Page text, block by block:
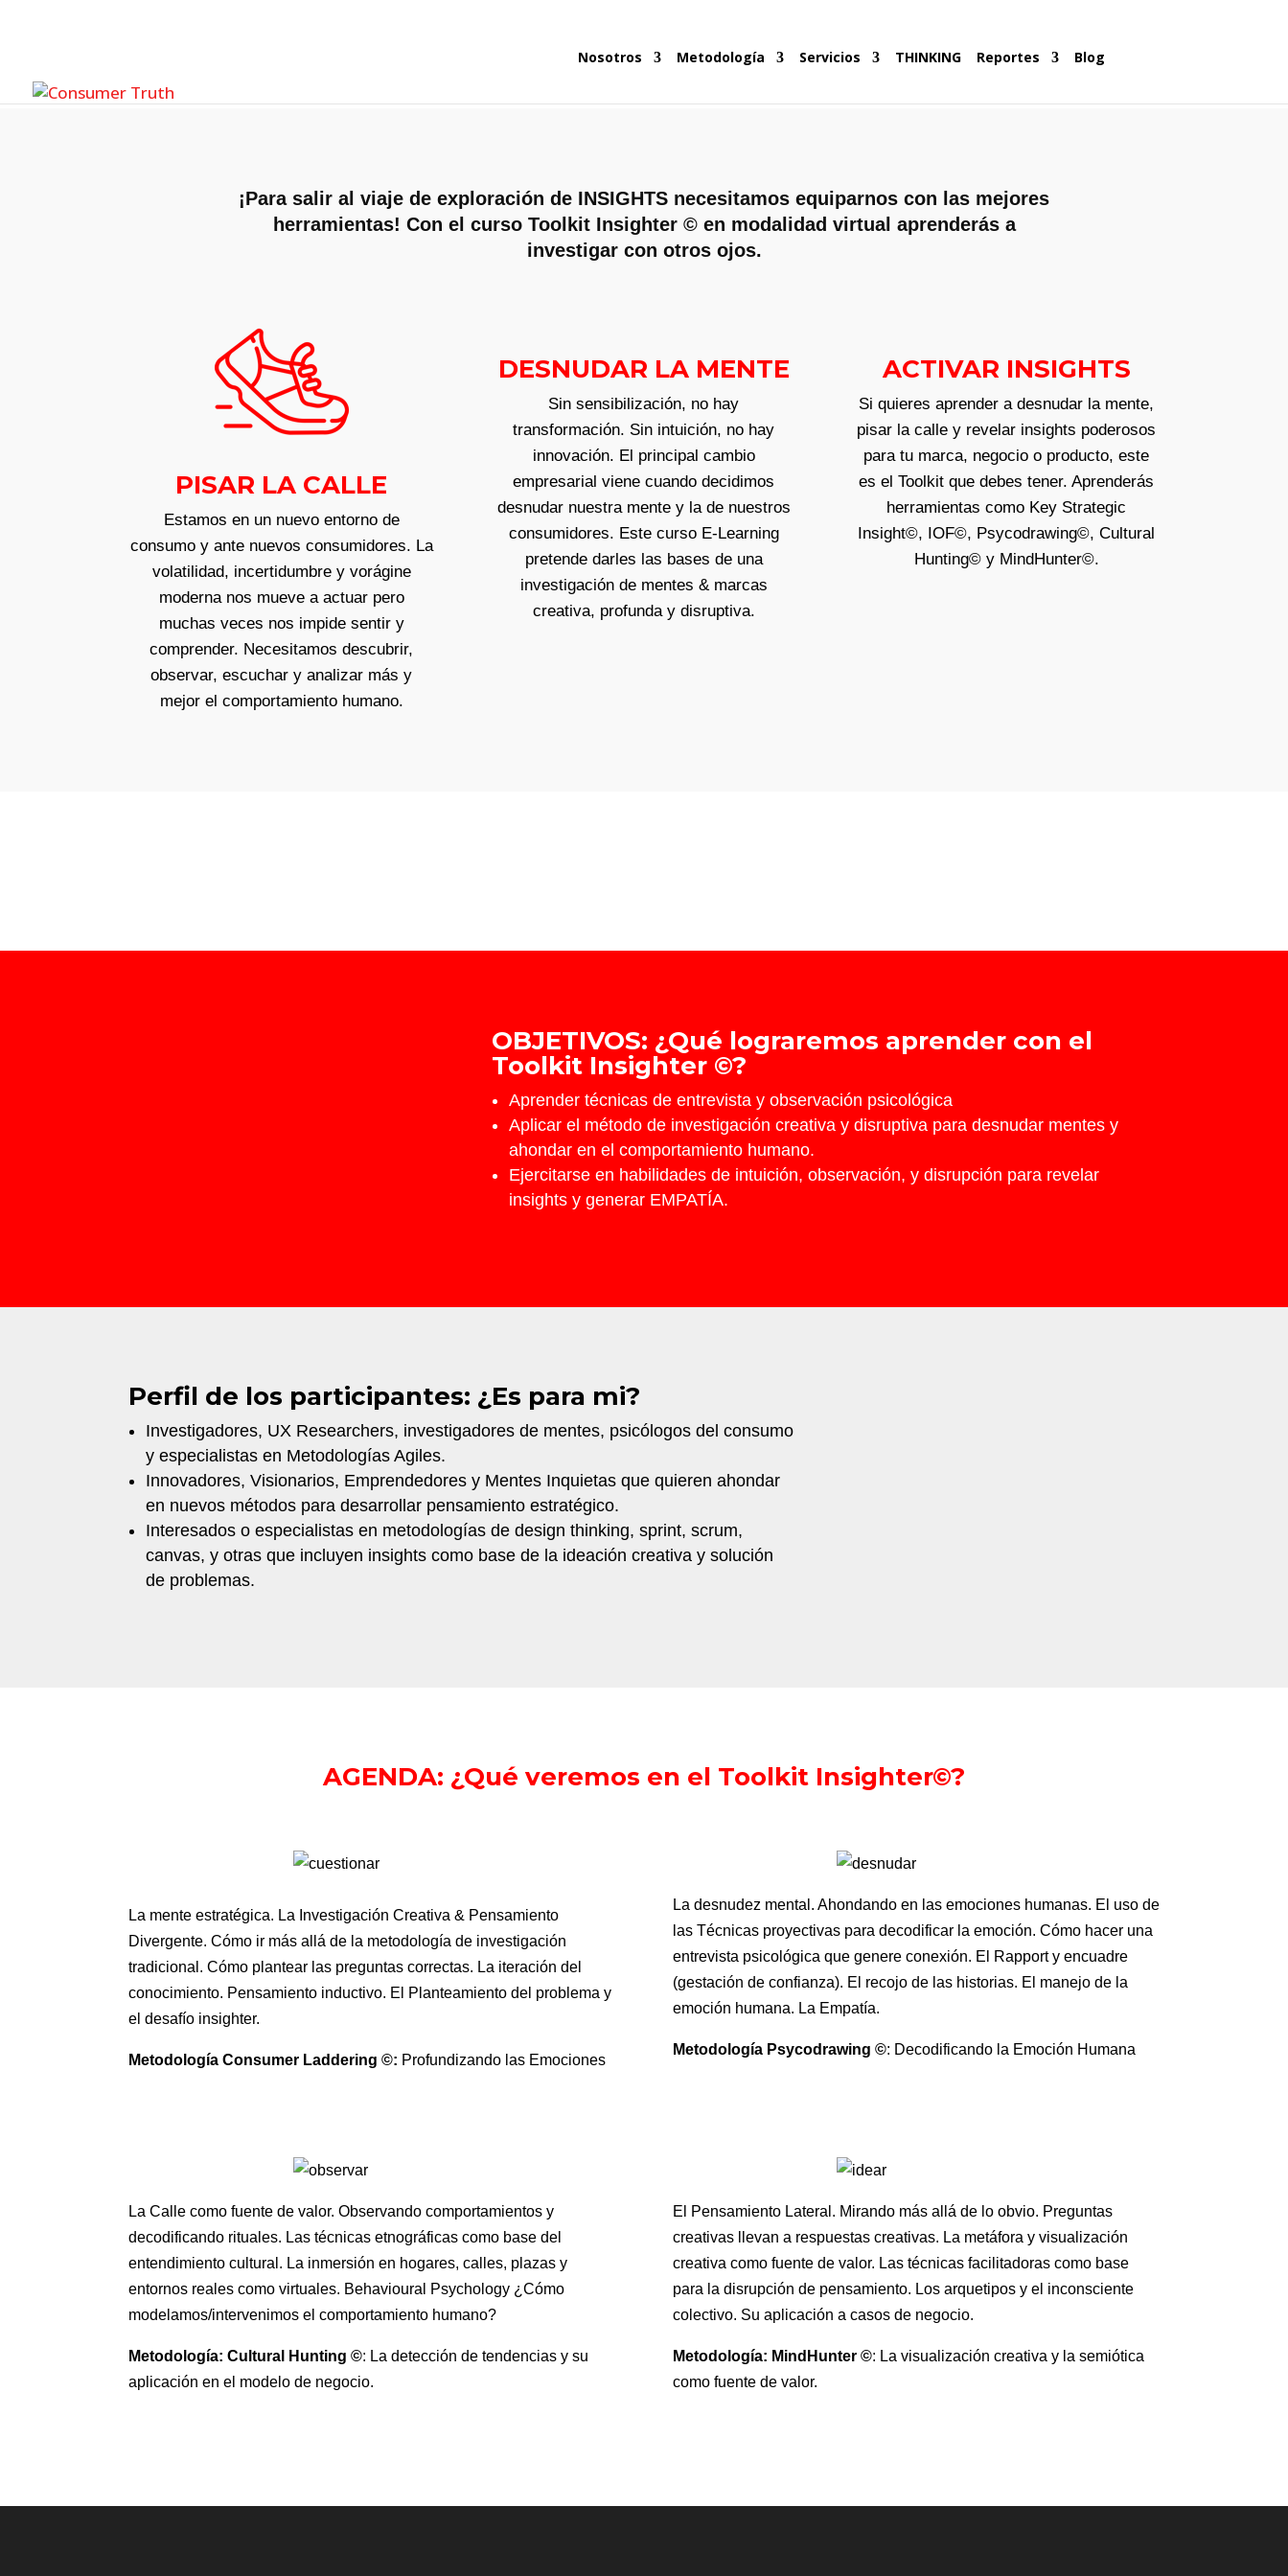
Nosotros Metodología Servicios THINKING Reportes Blog
¡Para salir al viaje de exploración de INSIGHTS necesitamos equiparnos con las mejores
herramientas! Con el curso Toolkit Insighter © en modalidad virtual aprenderás a
investigar con otros ojos.
PISAR LA CALLE
Estamos en un nuevo entorno de
consumo y ante nuevos consumidores. La
volatilidad, incertidumbre y vorágine
moderna nos mueve a actuar pero
muchas veces nos impide sentir y
comprender. Necesitamos descubrir,
observar, escuchar y analizar más y
mejor el comportamiento humano.
DESNUDAR LA MENTE
Sin sensibilización, no hay
transformación. Sin intuición, no hay
innovación. El principal cambio
empresarial viene cuando decidimos
desnudar nuestra mente y la de nuestros
consumidores. Este curso E-Learning
pretende darles las bases de una
investigación de mentes & marcas
creativa, profunda y disruptiva.
ACTIVAR INSIGHTS
Si quieres aprender a desnudar la mente,
pisar la calle y revelar insights poderosos
para tu marca, negocio o producto, este
es el Toolkit que debes tener. Aprenderás
herramientas como Key Strategic
Insight©, IOF©, Psycodrawing©, Cultural
Hunting© y MindHunter©.
OBJETIVOS: ¿Qué lograremos aprender con el
Toolkit Insighter ©?
Aprender técnicas de entrevista y observación psicológica
Aplicar el método de investigación creativa y disruptiva para desnudar mentes y
ahondar en el comportamiento humano.
Ejercitarse en habilidades de intuición, observación, y disrupción para revelar
insights y generar EMPATÍA.
Perfil de los participantes: ¿Es para mi?
Investigadores, UX Researchers, investigadores de mentes, psicólogos del consumo
y especialistas en Metodologías Agiles.
Innovadores, Visionarios, Emprendedores y Mentes Inquietas que quieren ahondar
en nuevos métodos para desarrollar pensamiento estratégico.
Interesados o especialistas en metodologías de design thinking, sprint, scrum,
canvas, y otras que incluyen insights como base de la ideación creativa y solución
de problemas.
AGENDA: ¿Qué veremos en el Toolkit Insighter©?
La mente estratégica. La Investigación Creativa & Pensamiento
Divergente. Cómo ir más allá de la metodología de investigación
tradicional. Cómo plantear las preguntas correctas. La iteración del
conocimiento. Pensamiento inductivo. El Planteamiento del problema y
el desafío insighter.
Metodología Consumer Laddering ©: Profundizando las Emociones
La desnudez mental. Ahondando en las emociones humanas. El uso de
las Técnicas proyectivas para decodificar la emoción. Cómo hacer una
entrevista psicológica que genere conexión. El Rapport y encuadre
(gestación de confianza). El recojo de las historias. El manejo de la
emoción humana. La Empatía.
Metodología Psycodrawing ©: Decodificando la Emoción Humana
La Calle como fuente de valor. Observando comportamientos y
decodificando rituales. Las técnicas etnográficas como base del
entendimiento cultural. La inmersión en hogares, calles, plazas y
entornos reales como virtuales. Behavioural Psychology ¿Cómo
modelamos/intervenimos el comportamiento humano?
Metodología: Cultural Hunting ©: La detección de tendencias y su
aplicación en el modelo de negocio.
El Pensamiento Lateral. Mirando más allá de lo obvio. Preguntas
creativas llevan a respuestas creativas. La metáfora y visualización
creativa como fuente de valor. Las técnicas facilitadoras como base
para la disrupción de pensamiento. Los arquetipos y el inconsciente
colectivo. Su aplicación a casos de negocio.
Metodología: MindHunter ©: La visualización creativa y la semiótica
como fuente de valor.